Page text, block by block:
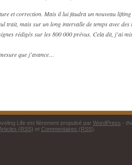
et correction. Mais il lui faudra un nouveau
trait, mais sur un long intervalle de temps avec
rédigés sur les 800 000 prévus. Cela dit, j’ai
que j’avance…
Life est fièrement propulsé par WordPress -
(RSS) et Commentaires (RSS)